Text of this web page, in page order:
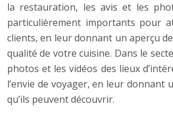
la restauration, les avis et les
particulièrement importants pour
clients, en leur donnant un aperçu
qualité de votre cuisine. Dans le
photos et les vidéos des lieux
l’envie de voyager, en leur donnant
qu’ils peuvent découvrir.